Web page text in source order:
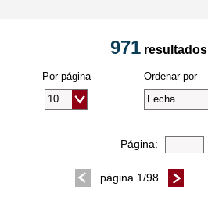
971resultados
Ordenar por
Por página
Página:
página 1/98